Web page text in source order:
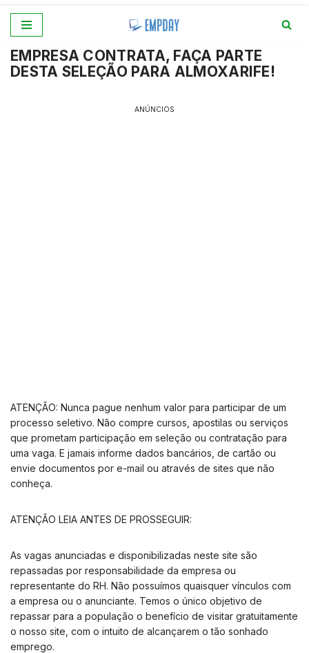
para
o
EMPRESA CONTRATA, FAÇA PARTE
DESTA SELEÇÃO PARA ALMOXARIFE!
ANÚNCIOS
ATENÇÃO: Nunca pague nenhum valor para participar de um
processo seletivo. Não compre cursos, apostilas ou serviços
que prometam participação em seleção ou contratação para
uma vaga. E jamais informe dados bancários, de cartão ou
envie documentos por e-mail ou através de sites que não
conheça.
ATENÇÃO LEIA ANTES DE PROSSEGUIR:
As vagas anunciadas e disponibilizadas neste site são
repassadas por responsabilidade da empresa ou
representante do RH. Não possuímos quaisquer vínculos com
a empresa ou o anunciante. Temos o único objetivo de
repassar para a população o benefício de visitar gratuitamente
o nosso site, com o intuito de alcançarem o tão sonhado
emprego.